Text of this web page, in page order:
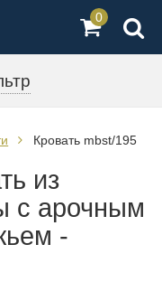
0
Кровать mbst/195
из
с арочным
-